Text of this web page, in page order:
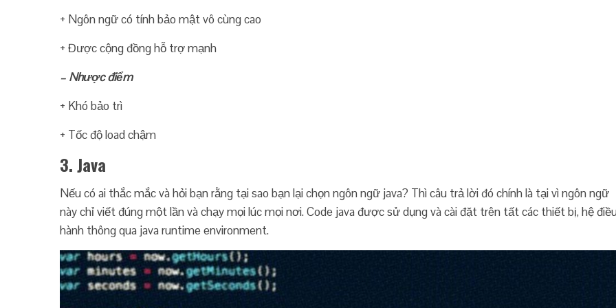
+ Ngôn ngữ có tính bảo mật vô cùng cao
+ Được cộng đồng hỗ trợ mạnh
– Nhược điểm
+ Khó bảo trì
+ Tốc độ load chậm
3. Java
Nếu có ai thắc mắc và hỏi bạn rằng tại sao bạn lại chọn ngôn ngữ java? Thì câu trả lời đó chính là tại vì ngôn ngữ
này chỉ viết đúng một lần và chạy mọi lúc mọi nơi. Code java được sử dụng và cài đặt trên tất các thiết bị, hệ
hành thông qua java runtime environment.